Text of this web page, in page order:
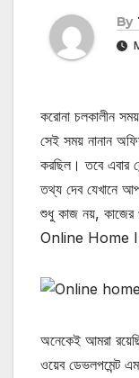
By
করোনা চলকালীন
সেই সময় নানান
করছিল। তবে এবার
তথ্য দেব যেখানে
শুধু কাজ নয়, কাজের
Online Home
অনেকেই আমরা রয়েছি
ওয়েব ডেভলপমেন্ট